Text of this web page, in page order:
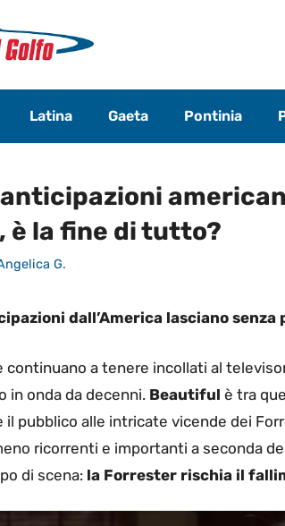
Latina Gaeta Pontinia
è la fine di tutto?
G.
dall’America lasciano
continuano a tenere incollati al
in onda da decenni. Beautiful è tra
il pubblico alle intricate vicende dei
ricorrenti e importanti a seconda
di scena: la Forrester rischia il